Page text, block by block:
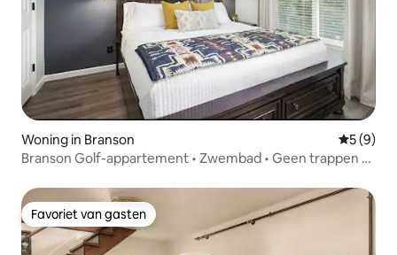
Woning in Branson
5 (9)
Branson Golf-appartement • Zwembad • Geen trappen •
Favoriet van gasten
Favoriet van gasten